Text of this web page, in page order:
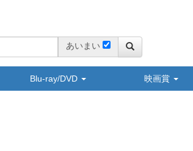
あいまい
Blu-ray/DVD 映画賞